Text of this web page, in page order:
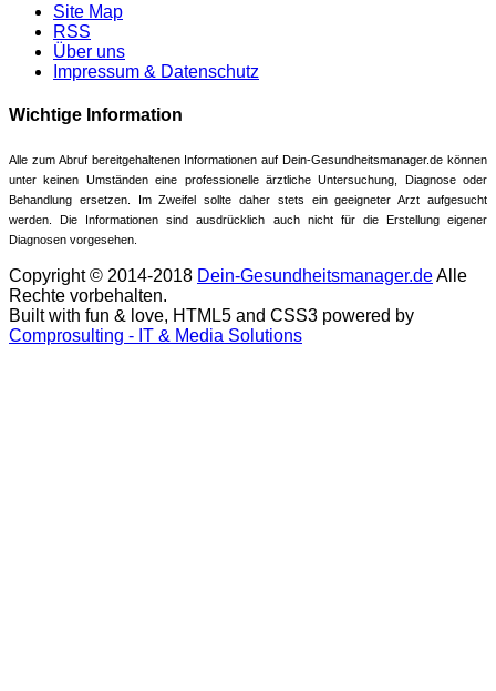
Site Map
RSS
Über uns
Impressum & Datenschutz
Wichtige Information
Alle zum Abruf bereitgehaltenen Informationen auf Dein-Gesundheitsmanager.de können
unter keinen Umständen eine professionelle ärztliche Untersuchung, Diagnose oder
Behandlung ersetzen. Im Zweifel sollte daher stets ein geeigneter Arzt aufgesucht
werden. Die Informationen sind ausdrücklich auch nicht für die Erstellung eigener
Diagnosen vorgesehen.
Copyright © 2014-2018 Dein-Gesundheitsmanager.deAlle
Rechte vorbehalten.
Built with fun & love, HTML5 and CSS3 powered by
Comprosulting - IT & Media Solutions